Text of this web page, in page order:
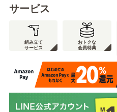
サービス
組み立て
サービス
おトクな
会員特典